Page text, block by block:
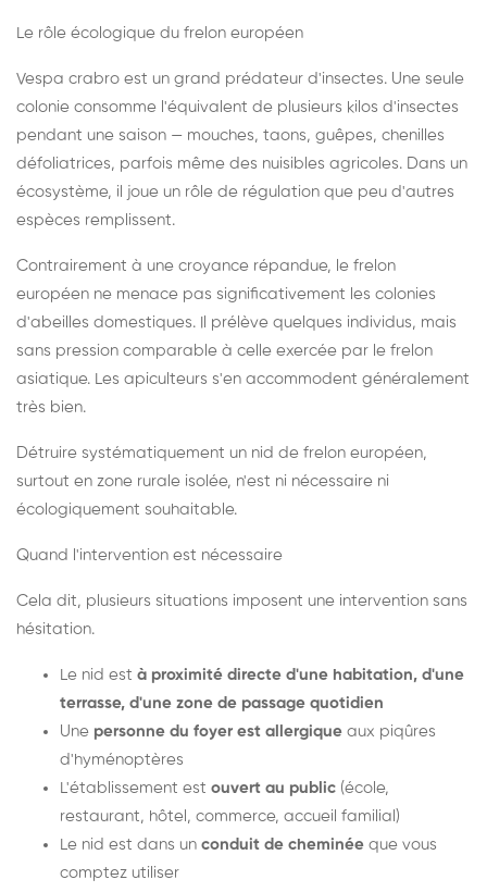
Le rôle écologique du frelon européen
Vespa crabro est un grand prédateur d'insectes. Une seule
colonie consomme l'équivalent de plusieurs kilos d'insectes
pendant une saison — mouches, taons, guêpes, chenilles
défoliatrices, parfois même des nuisibles agricoles. Dans un
écosystème, il joue un rôle de régulation que peu d'autres
espèces remplissent.
Contrairement à une croyance répandue, le frelon
européen ne menace pas significativement les colonies
d'abeilles domestiques. Il prélève quelques individus, mais
sans pression comparable à celle exercée par le frelon
asiatique. Les apiculteurs s'en accommodent généralement
très bien.
Détruire systématiquement un nid de frelon européen,
surtout en zone rurale isolée, n'est ni nécessaire ni
écologiquement souhaitable.
Quand l'intervention est nécessaire
Cela dit, plusieurs situations imposent une intervention sans
hésitation.
Le nid est à proximité directe d'une habitation, d'une
terrasse, d'une zone de passage quotidien
Une personne du foyer est allergique aux piqûres
d'hyménoptères
L'établissement est ouvert au public (école,
restaurant, hôtel, commerce, accueil familial)
Le nid est dans un conduit de cheminée que vous
comptez utiliser